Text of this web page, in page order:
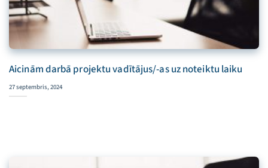
Aicinām darbā projektu vadītājus/-as uz noteiktu laiku
27 septembris, 2024